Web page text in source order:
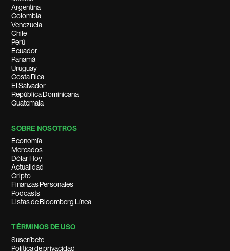
Argentina
Colombia
Venezuela
Chile
Perú
Ecuador
Panamá
Uruguay
Costa Rica
El Salvador
República Dominicana
Guatemala
SOBRE NOSOTROS
Economía
Mercados
Dólar Hoy
Actualidad
Cripto
Finanzas Personales
Podcasts
Listas de Bloomberg Línea
TÉRMINOS DE USO
Suscríbete
Política de privacidad